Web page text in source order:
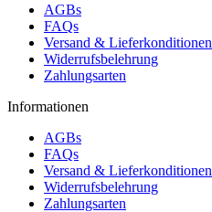
AGBs
FAQs
Versand & Lieferkonditionen
Widerrufsbelehrung
Zahlungsarten
Informationen
AGBs
FAQs
Versand & Lieferkonditionen
Widerrufsbelehrung
Zahlungsarten